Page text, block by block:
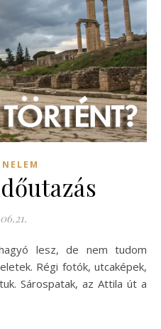
Régi fotók, utcaképek,
Sárospatak, az Attila út a